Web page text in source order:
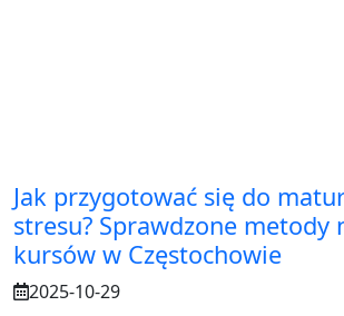
Jak przygotować się do
stresu? Sprawdzone metody
kursów w Częstochowie
2025-10-29